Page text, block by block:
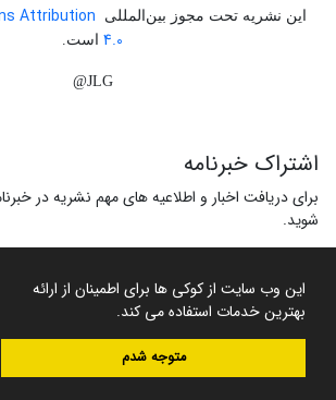
این وب سایت از کوکی ها برای اطمینان از ارائه
بهترین خدمات استفاده می کند.
متوجه شدم
این نشریه تحت مجوز بین‌المللی
Attribution
4.0 است.
JLG@
اشتراک خبرنامه
برای دریافت اخبار و اطلاعیه های مهم نشریه در
شوید.
سامانه مدیریت نشریات علمی.طراحی و پیاده سازی از